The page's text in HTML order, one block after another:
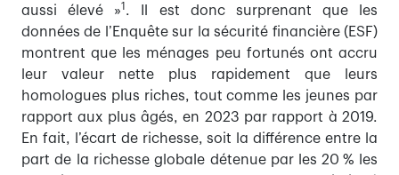
aussi élevé »1 . Il est donc surprenant que les
données de l’Enquête sur la sécurité financière (ESF)
montrent que les ménages peu fortunés ont accru
leur valeur nette plus rapidement que leurs
homologues plus riches, tout comme les jeunes par
rapport aux plus âgés, en 2023 par rapport à 2019.
En fait, l’écart de richesse, soit la différence entre la
part de la richesse globale détenue par les 20 % les